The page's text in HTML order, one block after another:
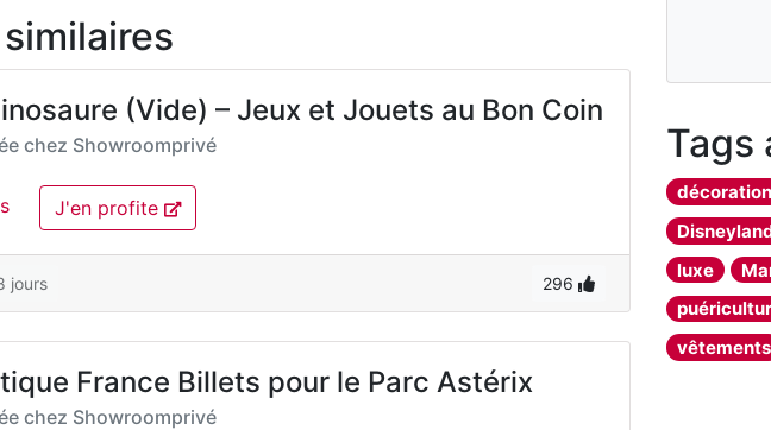
(Vide) – Jeux et Jouets au Bon Coin
chez Showroomprivé
J'en profite
jours 296
France Billets pour le Parc Astérix
chez Showroomprivé
Tags
décoration
luxe
vêtements